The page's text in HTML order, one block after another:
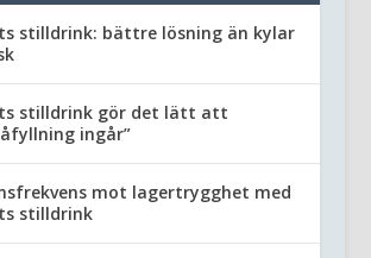
stilldrink: bättre lösning än kylar
stilldrink gör det lätt att
ingår”
mot lagertrygghet med
stilldrink